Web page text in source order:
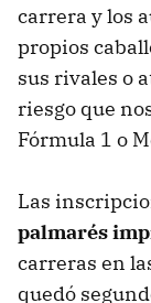
carrera y los
propios
sus rivales o
riesgo que
Fórmula 1 o
Las
palmarés
carreras en
quedó